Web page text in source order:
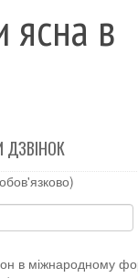
ясна в
в міжнародному